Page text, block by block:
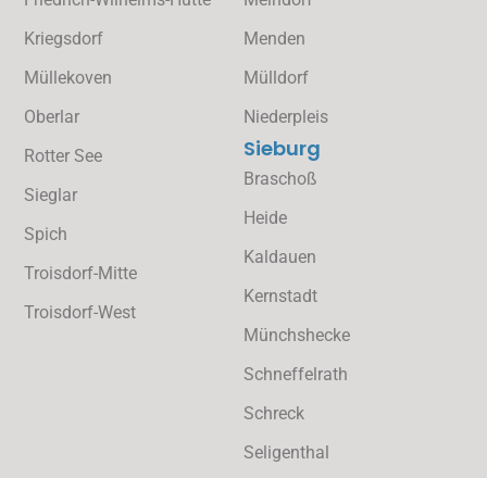
Menden
Mülldorf
Niederpleis
Sieburg
Braschoß
Heide
Kaldauen
Kernstadt
Münchshecke
Schneffelrath
Schreck
Seligenthal
Kriegsdorf
Müllekoven
Oberlar
Rotter See
Sieglar
Spich
Troisdorf-Mitte
Troisdorf-West